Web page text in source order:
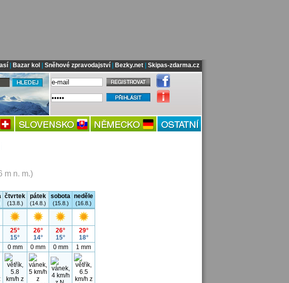
| Bazar kol Sněhové zpravodajství| Bezky.net| Skipas-zdarma.cz
m n. m.)
čtvrtek
(13.8.)
pátek
(14.8.)
sobota
(15.8.)
neděle
(16.8.)
25°
15°
26°
14°
26°
15°
29°
18°
0 mm 0 mm 0 mm 1 mm